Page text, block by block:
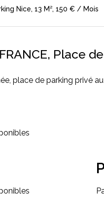
Nice, 13 M², 150 € / Mois
Place
place de parking privé